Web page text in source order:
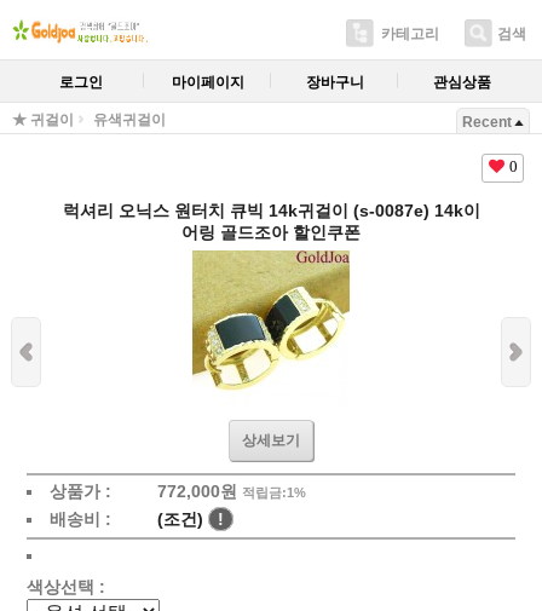
카테고리 검색
로그인 마이페이지 장바구니 관심상품
★ 귀걸이 유색귀걸이 Recent
0
럭셔리 오닉스 원터치 큐빅 14k귀걸이 (s-0087e) 14k이
어링 골드조아 할인쿠폰
상세보기
상품가 : 772,000원 적립금:1%
배송비 : (조건) !
색상선택 :